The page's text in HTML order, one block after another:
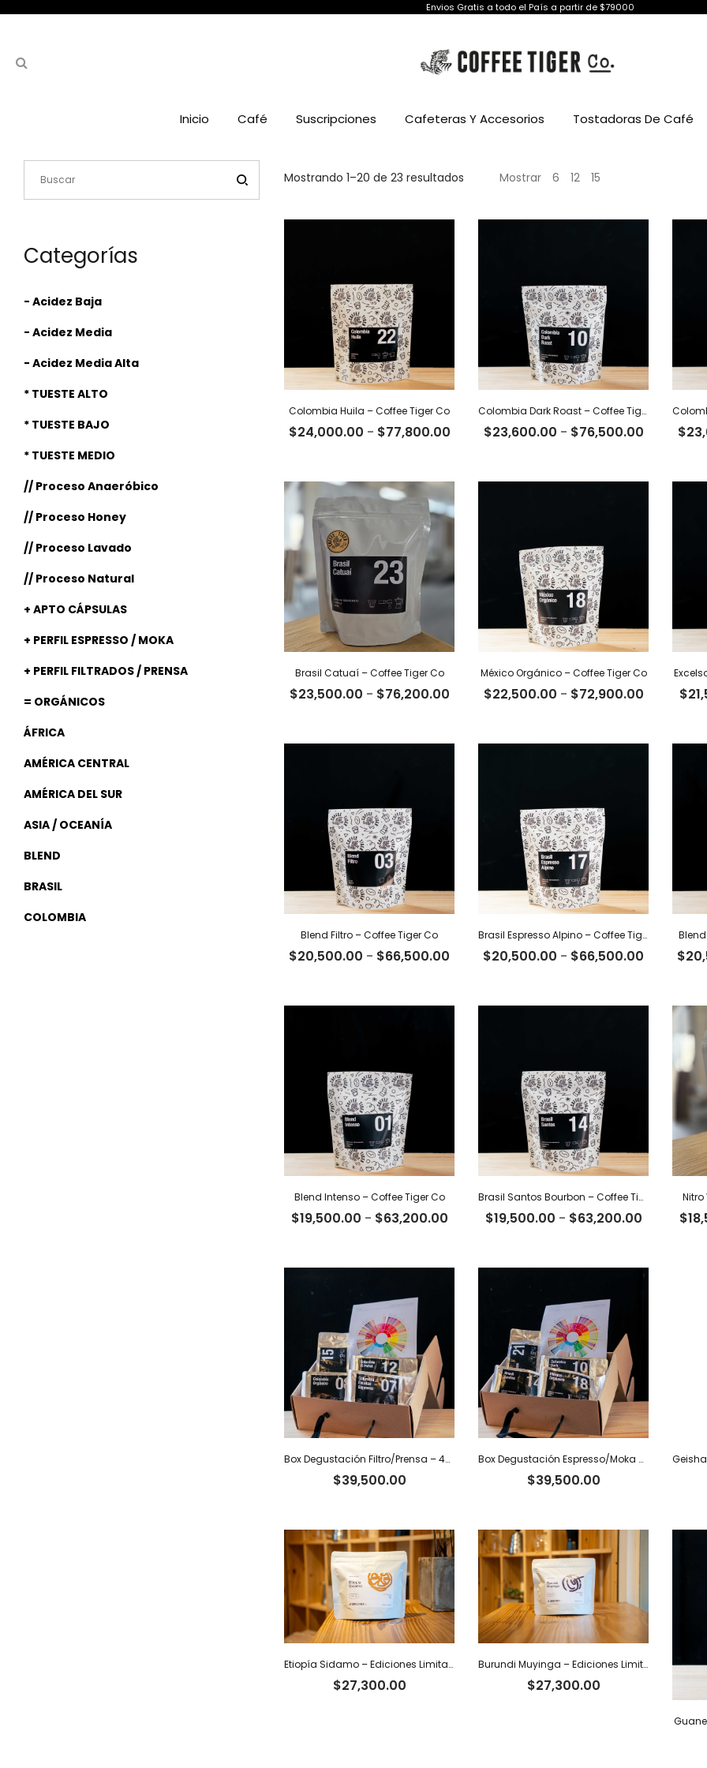
Envios Gratis a todo el País a partir de $79000
Inicio Café Suscripciones Cafeteras Y Accesorios Tostadoras De Café
Mostrando 1–20 de 23 resultados OrdenadoMostrar 6 12 15
Colombia Huila – Coffee Tiger Co
$24,000.00 - $77,800.00Rango
desde
hasta
$77,800.00
Colombia Dark Roast – Coffee Tiger Co
$23,600.00 - $76,500.00Rango
desde
$
Brasil Catuaí – Coffee Tiger Co
$23,500.00 - $76,200.00Rango
desde
México Orgánico – Coffee Tiger Co
$22,500.00 - $72,900.00Rango
desde
$
Blend Filtro – Coffee Tiger Co
$20,500.00 - $66,500.00 Rango
desde
Brasil Espresso Alpino – Coffee Tiger Co
$20,500.00 - $66,500.00 Rango
desde
hasta
$
Blend Intenso – Coffee Tiger Co
$19,500.00 - $63,200.00Rango
desde
Brasil Santos Bourbon – Coffee Tiger Co
$19,500.00 - $63,200.00Rango
desde
$19,500.00
$
Box Degustación Filtro/Prensa – 400 g
$39,500.00
Box Degustación Espresso/Moka – 400 g
$39,500.00
Etiopía Sidamo – Ediciones Limitadas Tiger
$27,300.00
Burundi Muyinga – Ediciones Limitadas Tiger
$27,300.00
Categorías
- Acidez Baja
- Acidez Media
- Acidez Media Alta
* TUESTE ALTO
* TUESTE BAJO
* TUESTE MEDIO
// Proceso Anaeróbico
// Proceso Honey
// Proceso Lavado
// Proceso Natural
+ APTO CÁPSULAS
+ PERFIL ESPRESSO / MOKA
+ PERFIL FILTRADOS / PRENSA
= ORGÁNICOS
ÁFRICA
AMÉRICA CENTRAL
AMÉRICA DEL SUR
ASIA / OCEANÍA
BLEND
BRASIL
COLOMBIA